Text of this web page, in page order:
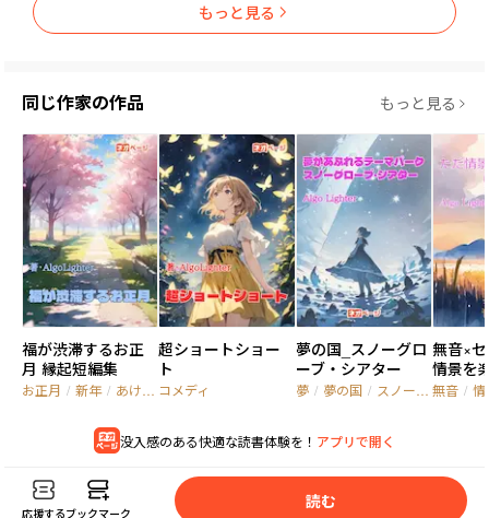
もっと見る
同じ作家の作品 もっと見る
福が渋滞するお正
月 縁起短編集
お正月 / 新年 / あけましておめでとうございます
超ショートショー
ト
コメディ
夢の国_スノーグロ
ーブ・シアター
夢 / 夢の国 / スノーグローブシアター
無音×
情景を
無音 / 情
没入感のある快適な読書体験を！ アプリで開く
応援するブックマーク
読む